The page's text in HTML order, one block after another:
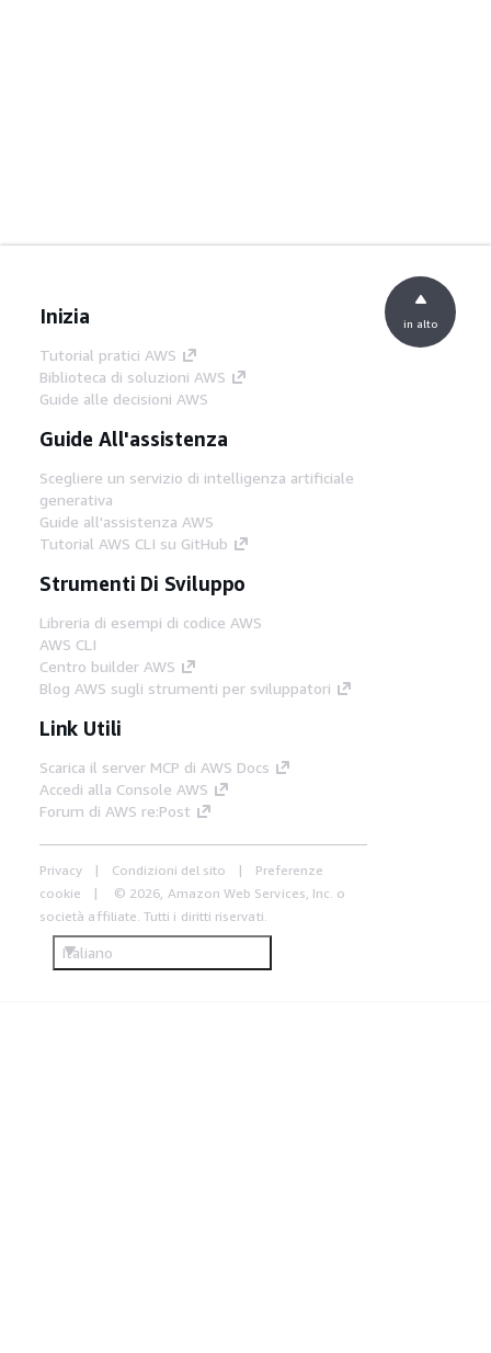
Inizia
Tutorial pratici AWS
Biblioteca di soluzioni AWS
Guide alle decisioni AWS
Guide All'assistenza
Scegliere un servizio di intelligenza artificiale
generativa
Guide all'assistenza AWS
Tutorial AWS CLI su GitHub
Strumenti Di Sviluppo
Libreria di esempi di codice AWS
AWS CLI
Centro builder AWS
Blog AWS sugli strumenti per sviluppatori
Link Utili
Scarica il server MCP di AWS Docs
Accedi alla Console AWS
Forum di AWS re:Post
Privacy Condizioni del sito
Preferenze
cookie
© 2026, Amazon Web Services, Inc. o
società affiliate. Tutti i diritti riservati.
Italiano
in alto